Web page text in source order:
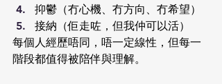
抑鬱（冇心機、冇方向、冇希望）
接納（佢走咗，但我仲可以活）
每個人經歷唔同，唔一定線性，但每一
階段都值得被陪伴與理解。